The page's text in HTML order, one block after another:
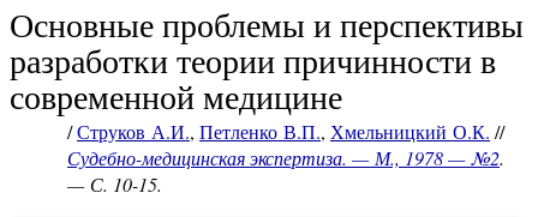
Основные проблемы и перспективы
разработки теории причинности в
современной медицине
/Струков А.И., Петленко В.П., Хмельницкий О.К. //
Судебно-медицинская экспертиза. — М., 1978 — №2.
— С. 10-15.